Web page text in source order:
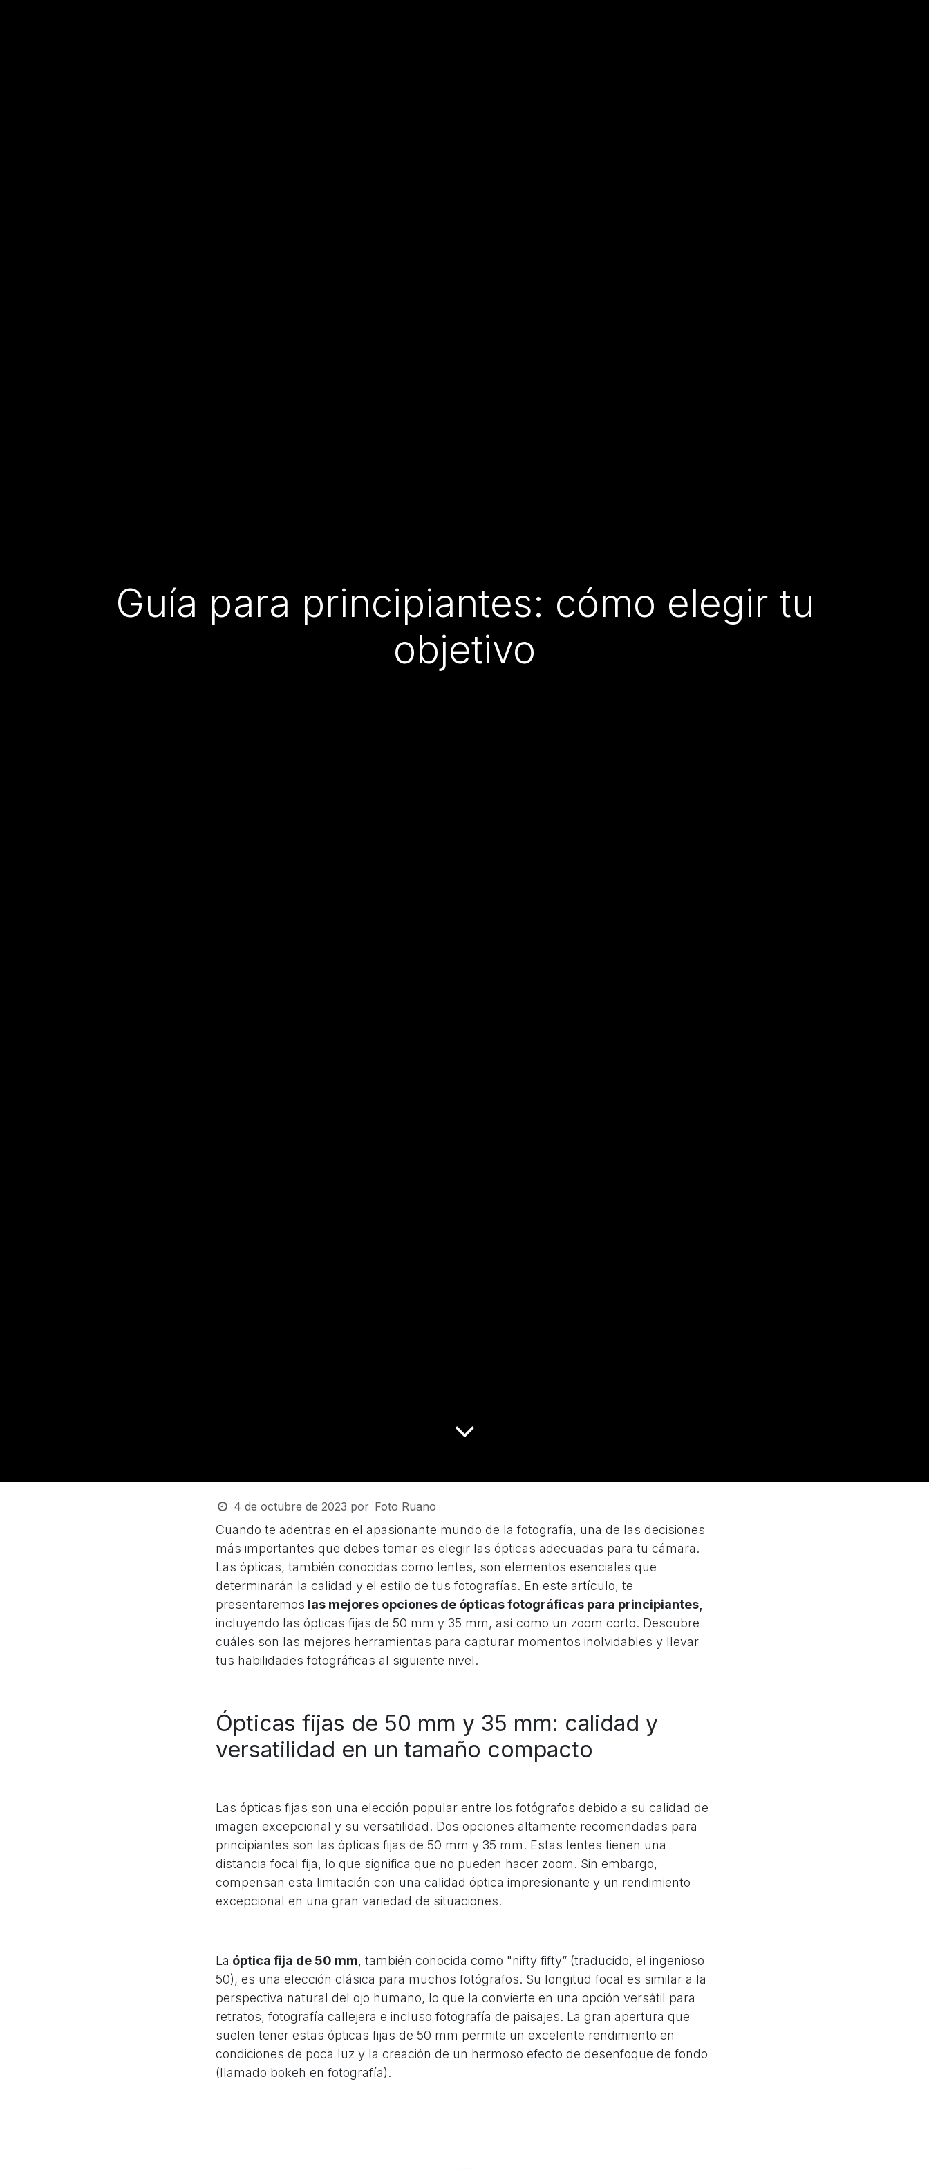
Guía para principiantes: cómo elegir tu
objetivo
4 de octubre de 2023 por Foto Ruano
Cuando te adentras en el apasionante mundo de la fotografía, una de las decisiones
más importantes que debes tomar es elegir las ópticas adecuadas para tu cámara.
Las ópticas, también conocidas como lentes, son elementos esenciales que
determinarán la calidad y el estilo de tus fotografías. En este artículo, te
presentaremos las mejores opciones de ópticas fotográficas para principiantes,
incluyendo las ópticas fijas de 50 mm y 35 mm, así como un zoom corto. Descubre
cuáles son las mejores herramientas para capturar momentos inolvidables y llevar
tus habilidades fotográficas al siguiente nivel.
Ópticas fijas de 50 mm y 35 mm: calidad y
versatilidad en un tamaño compacto
Las ópticas fijas son una elección popular entre los fotógrafos debido a su calidad de
imagen excepcional y su versatilidad. Dos opciones altamente recomendadas para
principiantes son las ópticas fijas de 50 mm y 35 mm. Estas lentes tienen una
distancia focal fija, lo que significa que no pueden hacer zoom. Sin embargo,
compensan esta limitación con una calidad óptica impresionante y un rendimiento
excepcional en una gran variedad de situaciones.
La óptica fija de 50 mm, también conocida como "nifty fifty” (traducido, el ingenioso
50), es una elección clásica para muchos fotógrafos. Su longitud focal es similar a la
perspectiva natural del ojo humano, lo que la convierte en una opción versátil para
retratos, fotografía callejera e incluso fotografía de paisajes. La gran apertura que
suelen tener estas ópticas fijas de 50 mm permite un excelente rendimiento en
condiciones de poca luz y la creación de un hermoso efecto de desenfoque de fondo
(llamado bokeh en fotografía).